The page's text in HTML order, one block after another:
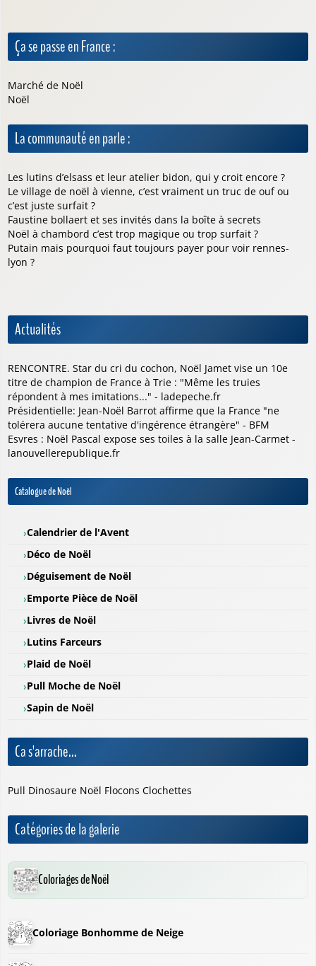
Ça se passe en France :
Marché de Noël
Noël
La communauté en parle :
Les lutins d’elsass et leur atelier bidon, qui y croit encore ?
Le village de noël à vienne, c’est vraiment un truc de ouf ou
c’est juste surfait ?
Faustine bollaert et ses invités dans la boîte à secrets
Noël à chambord c’est trop magique ou trop surfait ?
Putain mais pourquoi faut toujours payer pour voir rennes-
lyon ?
Actualités
RENCONTRE. Star du cri du cochon, Noël Jamet vise un 10e
titre de champion de France à Trie : "Même les truies
répondent à mes imitations..." - ladepeche.fr
Présidentielle: Jean-Noël Barrot affirme que la France "ne
tolérera aucune tentative d'ingérence étrangère" - BFM
Esvres : Noël Pascal expose ses toiles à la salle Jean-Carmet -
lanouvellerepublique.fr
Catalogue de Noël
Calendrier de l'Avent
Déco de Noël
Déguisement de Noël
Emporte Pièce de Noël
Livres de Noël
Lutins Farceurs
Plaid de Noël
Pull Moche de Noël
Sapin de Noël
Ca s'arrache...
Pull Dinosaure Noël Flocons Clochettes
Catégories de la galerie
Coloriages de Noël
Coloriage Bonhomme de Neige